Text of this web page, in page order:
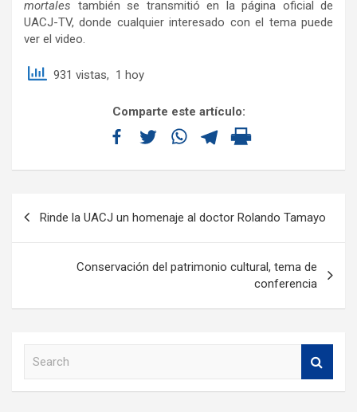
mortales también se transmitió en la página oficial de
UACJ-TV, donde cualquier interesado con el tema puede
ver el video.
931 vistas, 1 hoy
Comparte este artículo:
Rinde la UACJ un homenaje al doctor Rolando Tamayo
Conservación del patrimonio cultural, tema de
conferencia